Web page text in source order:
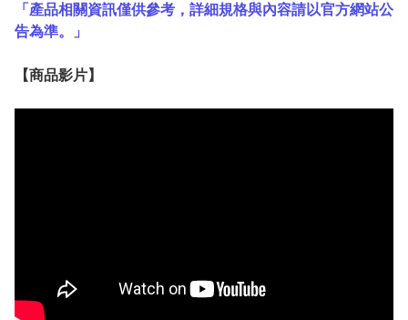
「產品相關資訊僅供參考，詳細規格與內容請以官方網站公
告為準。」
【商品影片】